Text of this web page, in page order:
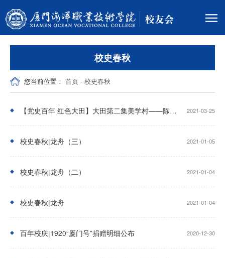
校史春秋
您当前位置： 首页 - 校史春秋
2021-03-25
【党史百年 红色大田】大田第二集美学村——陈村牧
2021-01-05
校史春秋|龙舟（三）
2021-01-04
校史春秋|龙舟（二）
2021-01-04
校史春秋|龙舟
2020-12-30
百年校庆|1920“厦门号”捐赠明细公布